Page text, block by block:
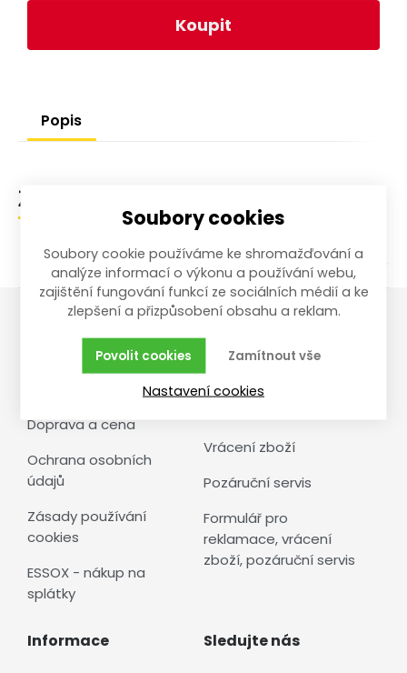
Koupit
Popis
Zařazení zboží
Vše o nákupu
Obchodní podmínky
Doprava a cena
Ochrana osobních
údajů
Zásady používání
cookies
ESSOX - nákup na
splátky
Reklamace,
vrácení, servis
Vrácení zboží
Pozáruční servis
Formulář pro
reklamace, vrácení
zboží, pozáruční servis
Informace Sledujte nás
Soubory cookies
Soubory cookie používáme ke shromažďování a
analýze informací o výkonu a používání webu,
zajištění fungování funkcí ze sociálních médií a ke
zlepšení a přizpůsobení obsahu a reklam.
Zamítnout vše
Povolit cookies
Nastavení cookies